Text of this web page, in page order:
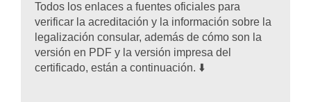
Todos los enlaces a fuentes oficiales para
verificar la acreditación y la información sobre la
legalización consular, además de cómo son la
versión en PDF y la versión impresa del
certificado, están a continuación. ⬇️